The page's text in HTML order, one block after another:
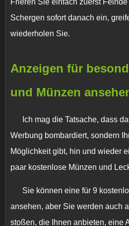
Frieren Sie einfach zuerst
Schergen sofort danach ein,
wiederholen Sie.
Anzeigen für
und Münzen
Ich mag die Tatsache, dass
Werbung bombardiert, sondern
Möglichkeit gibt, hin und wieder
paar kostenlose Münzen und
Sie können eine für 9
ansehen, aber Sie werden auch
stoßen, die Ihnen anbieten, eine